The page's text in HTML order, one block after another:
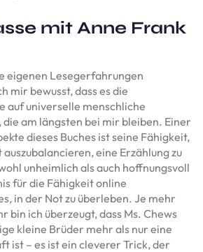
mit Anne Frank
eigenen Lesegerfahrungen
mir bewusst, dass es die
auf universelle menschliche
am längsten bei mir bleiben. Einer
dieses Buches ist seine Fähigkeit,
eine Erzählung zu
unheimlich als auch hoffnungsvoll
für die Fähigkeit online
in der Not zu überleben. Je mehr
bin ich überzeugt, dass Ms. Chews
kleine Brüder mehr als nur eine
ist – es ist ein cleverer Trick, der